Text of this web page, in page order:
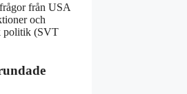
från USA
och
politik (SVT